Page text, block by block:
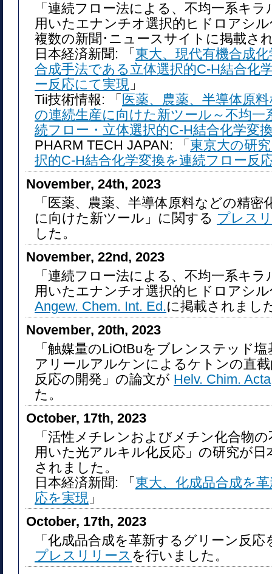
「連続フロー法による、不均一系キ
用いたエナンチオ選択的ヒドロアシ
複数の新聞･ニュースサイトに掲載さ
日本経済新聞: 「 東大、現代有機合成
合成手法である立体選択的C-H結合化
ー反応にて実現 」
Tii技術情報: 「 医薬、農薬、半導体原
の連続生産に向けた新ツール～不均一
続フロー・立体選択的C-H結合化学変
PHARM TECH JAPAN: 「 東京大の研
択的C-H結合化学変換を連続フロー反
November, 24th, 2023
「医薬、農薬、半導体原料などの精密
に向けた新ツール」に関する プレス
した。
November, 22nd, 2023
「連続フロー法による、不均一系キ
用いたエナンチオ選択的ヒドロアシ
Angew. Chem. Int. Ed.に掲載されまし
November, 20th, 2023
「触媒量のLiOtBuをブレンステッド
アリールアルケンによるケトンの直
反応の開発」の論文が Helv. Chim. Acta
た。
October, 17th, 2023
「活性メチレンおよびメチン化合物
用いた光アルキル化反応」の研究が日
されました。
日本経済新聞: 「 東大、化成品合成を
応を実現 」
October, 17th, 2023
「化成品合成を革新するグリーン反
プレスリリース を行いました。